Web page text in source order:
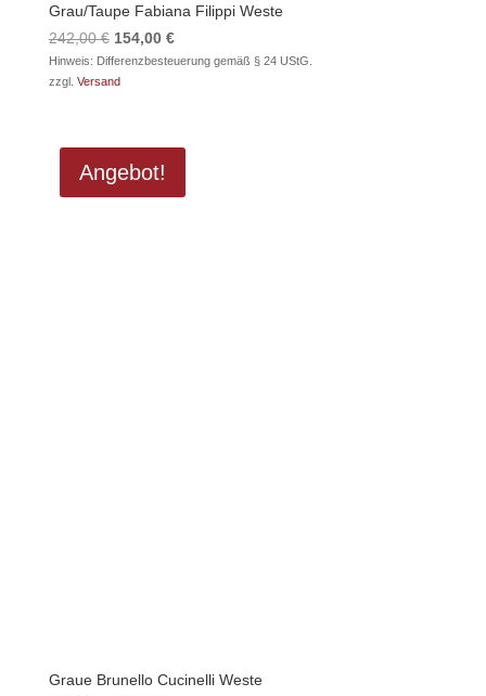
Grau/Taupe Fabiana Filippi Weste
242,00€ Ursprünglicher
Preis
war:
154,00 €Aktueller
Preis
Hinweis: Differenzbesteuerung gemäß § 24 UStG.
zzgl. Versand
Angebot!
Graue Brunello Cucinelli Weste